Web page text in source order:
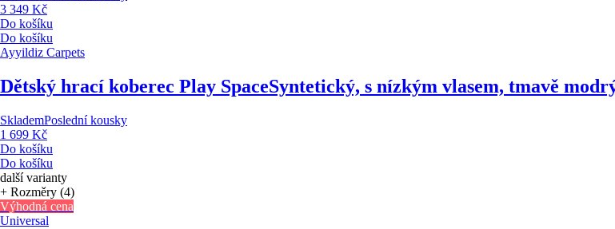
3 349 Kč
Do košíku
Do košíku
Ayyildiz Carpets
Dětský hrací koberec Play SpaceSyntetický, s nízkým vlasem, tmavě
SklademPoslední kousky
1 699 Kč
Do košíku
Do košíku
další varianty
+ Rozměry (4)
Výhodná cena
Universal